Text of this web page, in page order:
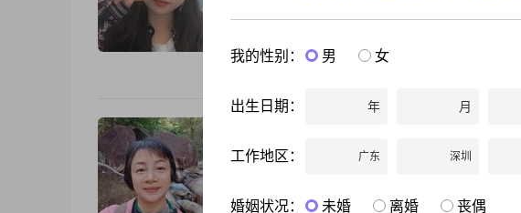
大家好，我是一位来自惠州的女士，出生于1992年
专学历。我性格真诚可靠，对待事情非常细腻敏感
认为自己是一个非常信任包容的人，愿意倾听他人的
性别： 居住地：
婚况：
离异 身 高：158
我的性别： 男 女
出生日期： 年 月
工作地区： 广东 深圳
婚姻状况： 未婚 离婚 丧偶